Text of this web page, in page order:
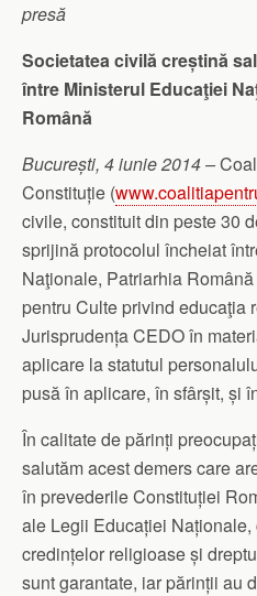
presă
Societatea civilă creștină
între Ministerul Educaţiei
Română
București, 4 iunie 2014 –
Constituție (
civile, constituit din peste 30
sprijină protocolul încheiat
Naţionale, Patriarhia
pentru Culte privind educaţia
Jurisprudența CEDO în
aplicare la statutul
pusă în aplicare, în sfârșit, și
În calitate de părinți
salutăm acest demers care
în prevederile Constituției
ale Legii Educației
credințelor religioase și
sunt garantate, iar părinții au